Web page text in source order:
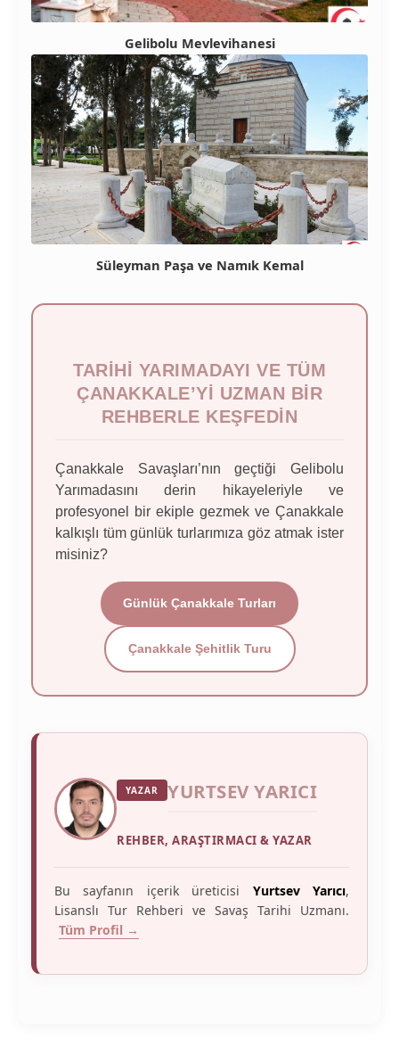
Gelibolu Mevlevihanesi
Süleyman Paşa ve Namık Kemal
TARIHI YARIMADAYI VE TÜM
ÇANAKKALE’YI UZMAN BIR
REHBERLE KEŞFEDIN
Çanakkale Savaşları’nın geçtiği Gelibolu
Yarımadasını derin hikayeleriyle ve
profesyonel bir ekiple gezmek ve Çanakkale
kalkışlı tüm günlük turlarımıza göz atmak ister
misiniz?
Günlük Çanakkale Turları
Çanakkale Şehitlik Turu
YAZAR YURTSEV YARICI
REHBER, ARAŞTIRMACI & YAZAR
Bu sayfanın içerik üreticisi Yurtsev Yarıcı,
Lisanslı Tur Rehberi ve Savaş Tarihi Uzmanı.
Tüm Profil →